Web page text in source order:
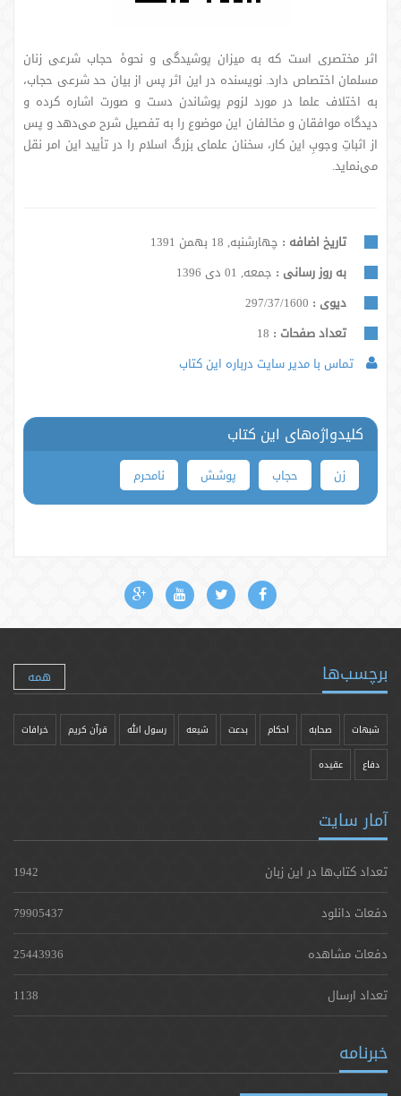
اثر مختصری است که به میزان پوشیدگی و نحوۀ حجاب شرعی زنان
مسلمان اختصاص دارد. نویسنده در این اثر پس از بیان حد شرعی حجاب،
به اختلاف علما در مورد لزوم پوشاندن دست و صورت اشاره کرده و
دیدگاه موافقان و مخالفان این موضوع را به تفصیل شرح می‌دهد و پس
از اثباتِ وجوبِ این کار، سخنان علمای بزرگ اسلام را در تأیید این امر نقل
می‌نماید.
تاریخ اضافه : چهارشنبه, 18 بهمن 1391
به روز رسانی : جمعه, 01 دی 1396
دیوی : 297/37/1600
تعداد صفحات :
تماس با مدیر سایت درباره این کتاب
کلیدواژه‌های این کتاب
زن حجاب پوشش نامحرم
برچسب‌ها همه
شبهات صحابه احکام بدعت شیعه رسول الله قرآن کریم خرافات
دفاع عقیده
آمار سایت
تعداد کتاب‌ها در این زبان
1942
دفعات دانلود
79905437
دفعات مشاهده
25443936
تعداد ارسال
1138
خبرنامه